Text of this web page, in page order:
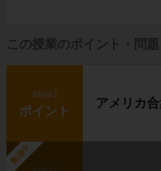
この授業のポイント・問
step1
ポイント
アメリカ
勉強中